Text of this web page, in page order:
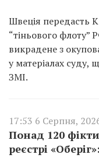
Швеція передасть
“тіньового флоту”
викрадене з
у матеріалах
ЗМІ.
17:53 6 Серпня,
Понад 120
реєстрі